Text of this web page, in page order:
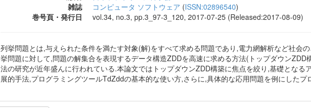
雑誌
コンピュータ ソフトウェア (ISSN:02896540)
巻号頁・発行日
vol.34, no.3, pp.3_97-3_120, 2017-07-25 (Released:2017-08-09)
列挙問題とは,与えられた条件を満たす対象(解)をすべて求める問題であり,電力網解析など社会
挙問題に対して,問題の解集合を表現するデータ構造ZDDを高速に求める方法(トップダウン
法の研究が近年盛んに行われている.本論文ではトップダウンZDD構築に焦点を絞り,基礎となる
展的手法,プログラミングツールTdZddの基本的な使い方,さらに,具体的な応用問題を例にしたプ